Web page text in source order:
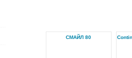
СМАЙЛ 80